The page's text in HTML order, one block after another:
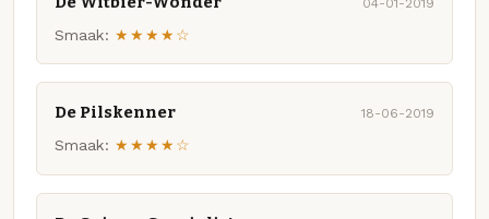
Smaak: ★★★★☆
De Pilskenner 18-06-2019
Smaak: ★★★★☆